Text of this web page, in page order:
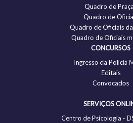
Quadro de
Quadro de
Quadro de Oficiais
Quadro de Oficiais
CONCURSOS
Ingresso da Polícia
Editais
Convocados
SERVIÇOS
Centro de Psicologia -